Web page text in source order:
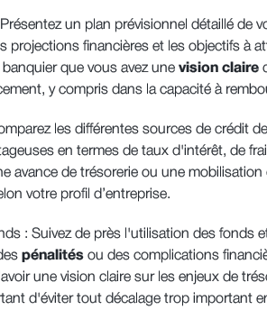
un plan prévisionnel détaillé de
projections financières et les objectifs à
que vous avez une vision claire
y compris dans la capacité à
les différentes sources de crédit
en termes de taux d'intérêt, de
avance de trésorerie ou une mobilisation
votre profil d’entreprise.
: Suivez de près l'utilisation des fonds
pénalitésou des complications
une vision claire sur les enjeux de
d'éviter tout décalage trop important